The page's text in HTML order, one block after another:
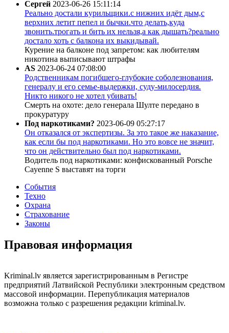
Сергей 2023-06-26 15:11:14
Реально достали курильщики.с нижних идёт дым,с
верхних летит пепел и бычки.что делать,куда
звонить.трогать и бить их нельзя,а как дышать?реально
достало хоть с балкона их выкидывай.
Курение на балконе под запретом: как любителям
никотина выписывают штрафы
AS 2023-06-24 07:08:00
Родственникам погибшего-глубокие соболезнования,
генералу и его семье-выдержки, суду-милосердия.
Никто никого не хотел убивать!
Смерть на охоте: дело генерала Шулте передано в
прокуратуру
Под наркотиками? 2023-06-09 05:27:17
Он отказался от экспертизы. За это такое же наказание,
как если бы под наркотиками. Но это вовсе не значит,
что он действительно был под наркотиками.
Водитель под наркотиками: конфискованный Porsche
Cayenne S выставят на торги
События
Техно
Охрана
Страхование
Законы
Правовая информация
Kriminal.lv является зарегистрированным в Регистре
предприятий Латвийской Республики электронным средством
массовой информации. Перепубликация материалов
возможна только с разрешения редакции kriminal.lv.